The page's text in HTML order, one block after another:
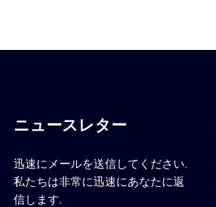
ニュースレター
迅速にメールを送信してください.
私たちは非常に迅速にあなたに返
信します.